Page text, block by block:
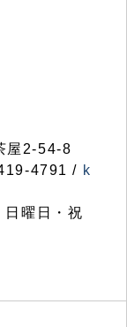
屋2-54-8
4791 / k
曜日・祝